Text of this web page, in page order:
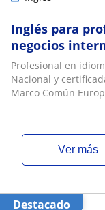
Inglés para
negocios
Profesional en
Nacional y
Marco Común
ver más
Destacado